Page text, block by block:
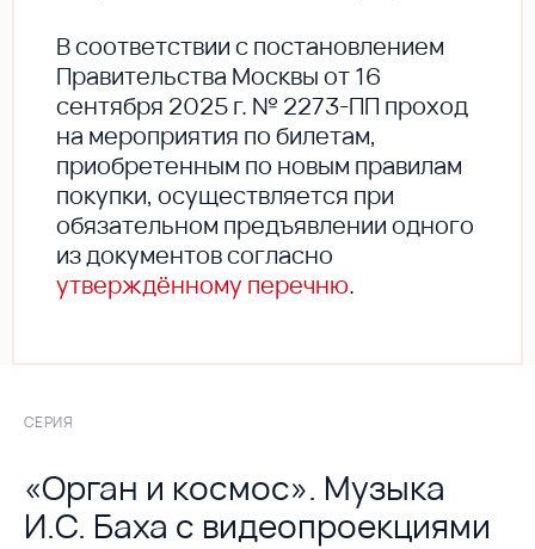
В соответствии с постановлением
Правительства Москвы от 16
сентября 2025 г. № 2273-ПП проход
на мероприятия по билетам,
приобретенным по новым правилам
покупки, осуществляется при
обязательном предъявлении одного
из документов согласно
утверждённому перечню.
СЕРИЯ
«Орган и космос». Музыка
И.С. Баха с видеопроекциями